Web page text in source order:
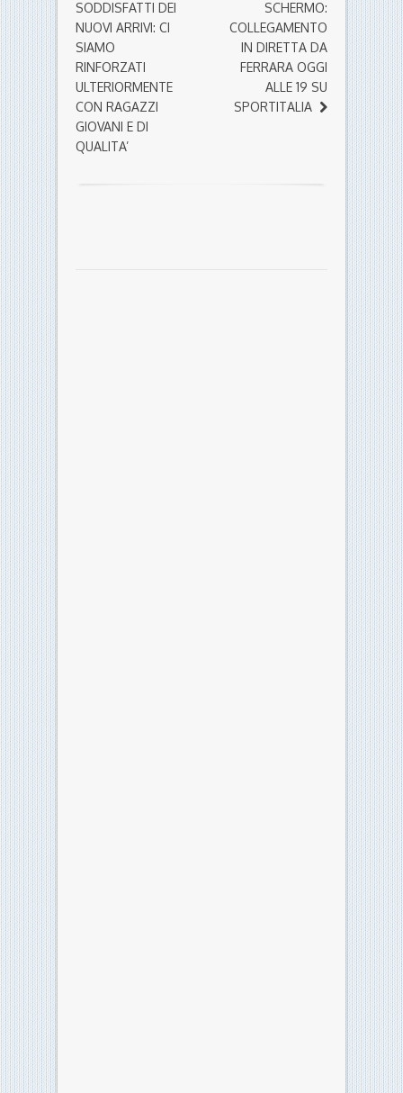
SODDISFATTI DEI
NUOVI ARRIVI: CI
SIAMO
RINFORZATI
ULTERIORMENTE
CON RAGAZZI
GIOVANI E DI
QUALITA’
SCHERMO:
COLLEGAMENTO
IN DIRETTA DA
FERRARA OGGI
ALLE 19 SU
SPORTITALIA